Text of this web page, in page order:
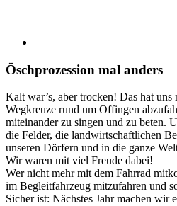
Öschprozession mal anders
Kalt war’s, aber trocken! Das hat
Wegkreuze rund um Offingen
miteinander zu singen und zu beten.
die Felder, die landwirtschaftlichen
unseren Dörfern und in die ganze
Wir waren mit viel Freude dabei!
Wer nicht mehr mit dem Fahrrad
im Begleitfahrzeug mitzufahren und
Sicher ist: Nächstes Jahr machen wir